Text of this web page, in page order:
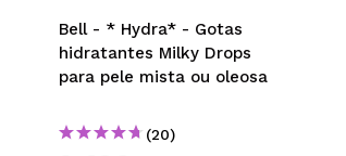
Bell - * Hydra* - Gotas
hidratantes Milky Drops
para pele mista ou oleosa
(20)